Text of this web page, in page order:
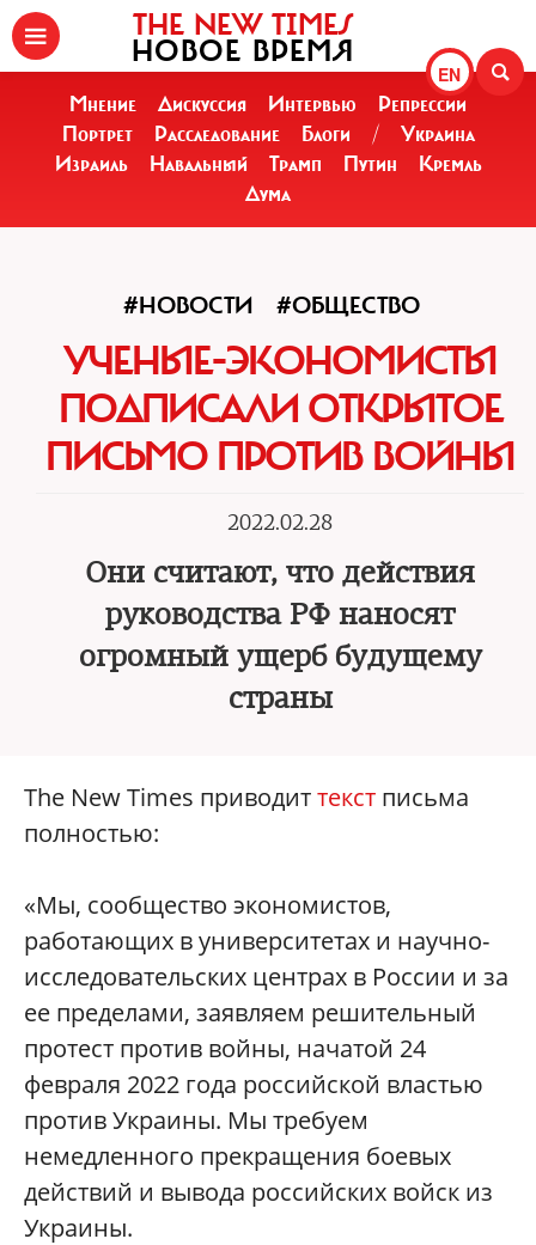
EN
THE NEW TIMES
НОВОЕ ВРЕМЯ
Мнение Дискуссия Интервью
Репрессии
Портрет
Расследование Блоги /
Украина
Израиль
Навальный Трамп Путин
Кремль
Дума
#НОВОСТИ #ОБЩЕСТВО
УЧЕНЫЕ-ЭКОНОМИСТЫ
ПОДПИСАЛИ ОТКРЫТОЕ
ПИСЬМО ПРОТИВ ВОЙНЫ
2022.02.28
Они считают, что действия
руководства РФ наносят
огромный ущерб будущему
страны
The New Times приводиттекст письма
полностью:
«Мы, сообщество экономистов,
работающих в университетах и научно-
исследовательских центрах в России и за
ее пределами, заявляем решительный
протест против войны, начатой 24
февраля 2022 года российской властью
против Украины. Мы требуем
немедленного прекращения боевых
действий и вывода российских войск из
Украины.